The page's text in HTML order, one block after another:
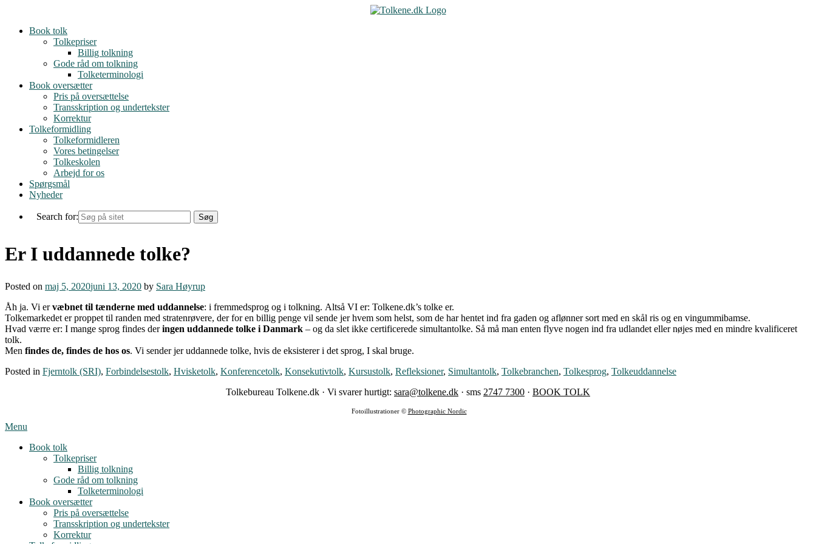
contentBook tolk
Tolkepriser
Billig tolkning
Gode råd om tolkning
Tolketerminologi
Book oversætter
Pris på oversættelse
Transskription og undertekster
Korrektur
Tolkeformidling
Tolkeformidleren
Vores betingelser
Tolkeskolen
Arbejd for os
Spørgsmål
Nyheder
Search for:
Er I uddannede tolke?
Posted on maj 5, 2020juni 13, 2020 by Sara Høyrup
Åh ja. Vi ervæbnet til tænderne med uddannelse: i fremmedsprog og i tolkning. Altså VI er: Tolkene.dk’s tolke er.
Tolkemarkedet er proppet til randen med stratenrøvere, der for en billig penge vil sende jer hvem som helst, som de har hentet ind fra gaden og aflønner sort med en skål ris og en vingummibamse.
Hvad værre er: I mange sprog findes deringen uddannede tolke i Danmark – og da slet ikke certificerede simultantolke. Så må man enten flyve nogen ind fra udlandet eller nøjes med en mindre kvalificeret
tolk.
Men findes de, findes de hos os. Vi sender jer uddannede tolke, hvis de eksisterer i det sprog, I skal bruge.
Posted in Fjerntolk (SRI), Forbindelsestolk, Hvisketolk, Konferencetolk, Konsekutivtolk, Kursustolk, Refleksioner, Simultantolk, Tolkebranchen, Tolkesprog, Tolkeuddannelse
Tolkebureau Tolkene.dk · Vi svarer hurtigt: sara@tolkene.dk · sms 2747 7300 · BOOK TOLK
Fotoillustrationer © Photographic Nordic
Menu
Book tolk
Tolkepriser
Billig tolkning
Gode råd om tolkning
Tolketerminologi
Book oversætter
Pris på oversættelse
Transskription og undertekster
Korrektur